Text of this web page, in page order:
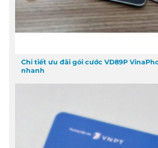
Chi tiết ưu đãi gói cước VD89P
nhanh